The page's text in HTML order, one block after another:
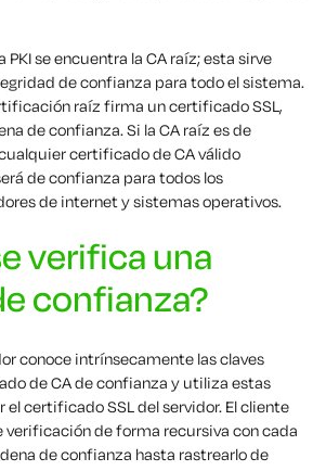
PKI se encuentra la CA raíz; esta sirve
de confianza para todo el sistema.
raíz firma un certificado SSL,
de confianza. Si la CA raíz es de
certificado de CA válido
de confianza para todos los
de internet y sistemas operativos.
verifica una
confianza?
conoce intrínsecamente las claves
de CA de confianza y utiliza estas
el certificado SSL del servidor. El cliente
verificación de forma recursiva con cada
de confianza hasta rastrearlo de